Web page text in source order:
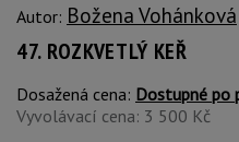
Autor: Božena Vohánková
47. ROZKVETLÝ KEŘ
Dosažená cena: Dostupné po
Vyvolávací cena: 3 500 Kč